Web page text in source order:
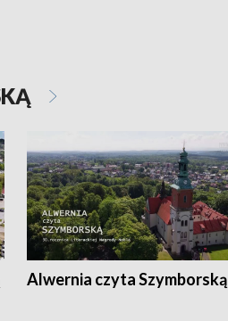
Alwernia czyta Szymborską